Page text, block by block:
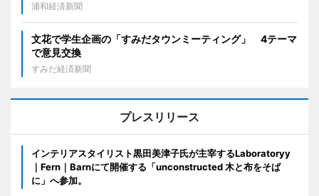
浦和経済新聞
文花で学生企画の「すみだタウンミーティング」 4テーマ
で意見交換
すみだ経済新聞
プレスリリース
インテリアスタイリスト黒田美津子氏が主宰するLaboratoryy
｜Fern｜Barnにて開催する「unconstructed 木と布をそば
に」へ参加。